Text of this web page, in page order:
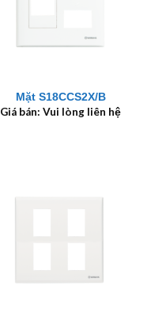
Mặt S18CCS2X/B
Giá bán: Vui lòng liên hệ